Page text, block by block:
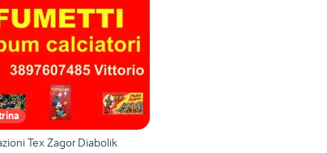
Tex Zagor Diabolik